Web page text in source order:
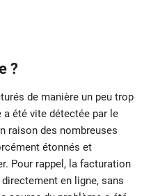
?
de manière un peu trop
a été vite détectée par le
raison des nombreuses
étonnés et
Pour rappel, la facturation
en ligne, sans